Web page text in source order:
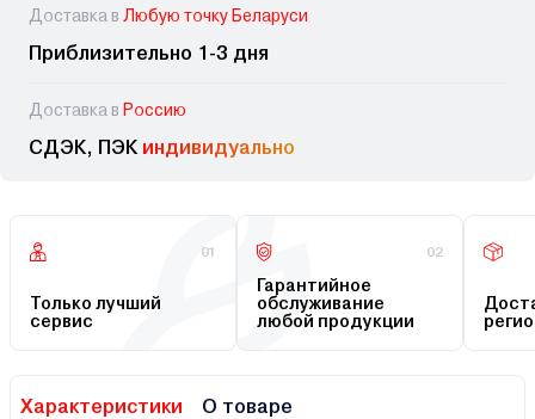
Доставка в Любую точку Беларуси
Приблизительно 1-3 дня
Доставка в Россию
СДЭК, ПЭК индивидуально
01
Только лучший
сервис
02
Гарантийное
обслуживание
любой продукции
Характеристики О товаре